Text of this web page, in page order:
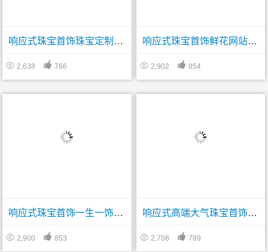
响应式珠宝首饰珠宝定制行业网站帝国模板
 2,638  766
响应式珠宝首饰鲜花网站帝国CMS模板
 2,902  854
响应式珠宝首饰一生一饰工艺品网站帝国CMS模板
 2,900  853
响应式高端大气珠宝首饰礼品型帝国CMS网站模板
 2,708  789